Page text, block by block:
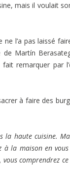
mais il voulait
l’a pas laissé
Martín
remarquer par
à faire des
la haute cuisine.
à la maison en
comprendrez